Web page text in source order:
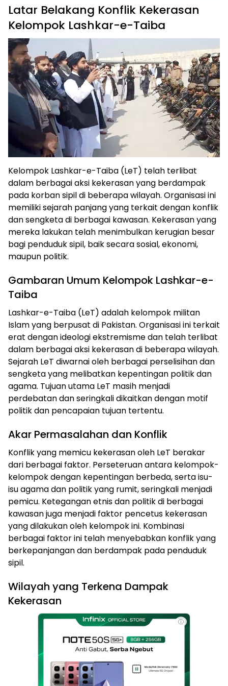
Latar Belakang Konflik Kekerasan
Kelompok Lashkar-e-Taiba
Kelompok Lashkar-e-Taiba (LeT) telah terlibat
dalam berbagai aksi kekerasan yang berdampak
pada korban sipil di beberapa wilayah. Organisasi ini
memiliki sejarah panjang yang terkait dengan konflik
dan sengketa di berbagai kawasan. Kekerasan yang
mereka lakukan telah menimbulkan kerugian besar
bagi penduduk sipil, baik secara sosial, ekonomi,
maupun politik.
Gambaran Umum Kelompok Lashkar-e-
Taiba
Lashkar-e-Taiba (LeT) adalah kelompok militan
Islam yang berpusat di Pakistan. Organisasi ini terkait
erat dengan ideologi ekstremisme dan telah terlibat
dalam berbagai aksi kekerasan di beberapa wilayah.
Sejarah LeT diwarnai oleh berbagai perselisihan dan
sengketa yang melibatkan kepentingan politik dan
agama. Tujuan utama LeT masih menjadi
perdebatan dan seringkali dikaitkan dengan motif
politik dan pencapaian tujuan tertentu.
Akar Permasalahan dan Konflik
Konflik yang memicu kekerasan oleh LeT berakar
dari berbagai faktor. Perseteruan antara kelompok-
kelompok dengan kepentingan berbeda, serta isu-
isu agama dan politik yang rumit, seringkali menjadi
pemicu. Ketegangan etnis dan politik di berbagai
kawasan juga menjadi faktor pencetus kekerasan
yang dilakukan oleh kelompok ini. Kombinasi
berbagai faktor ini telah menyebabkan konflik yang
berkepanjangan dan berdampak pada penduduk
sipil.
Wilayah yang Terkena Dampak
Kekerasan
ⓘ